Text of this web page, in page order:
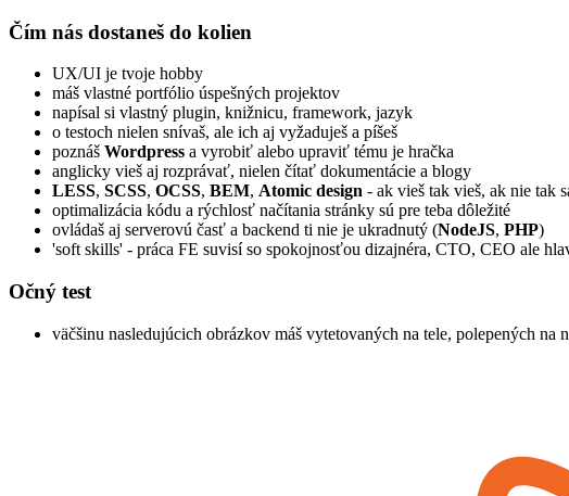
Čím nás dostaneš do kolien
UX/UI je tvoje hobby
máš vlastné portfólio úspešných projektov
napísal si vlastný plugin, knižnicu, framework, jazyk
o testoch nielen snívaš, ale ich aj vyžaduješ a píšeš
poznáš Wordpress a vyrobiť alebo upraviť tému je hračka
anglicky vieš aj rozprávať, nielen čítať dokumentácie a blogy
LESS, SCSS, OCSS, BEM, Atomic design - ak vieš tak vieš, ak nie tak
optimalizácia kódu a rýchlosť načítania stránky sú pre teba dôležité
ovládaš aj serverovú časť a backend ti nie je ukradnutý (NodeJS, PHP)
'soft skills' - práca FE suvisí so spokojnosťou dizajnéra, CTO, CEO ale
Očný test
väčšinu nasledujúcich obrázkov máš vytetovaných na tele, polepených na